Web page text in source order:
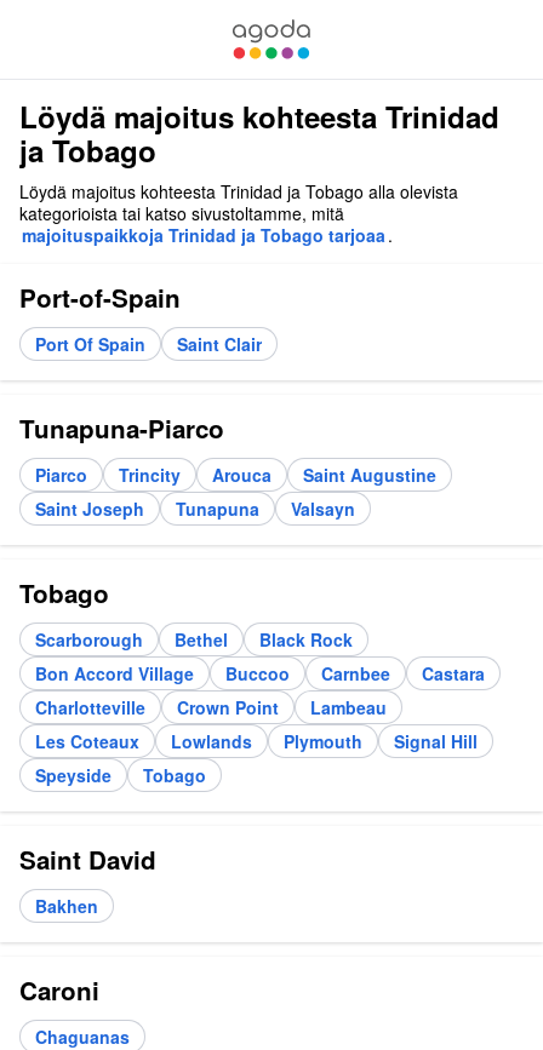
Löydä majoitus kohteesta Trinidad
ja Tobago
Löydä majoitus kohteesta Trinidad ja Tobago alla olevista
kategorioista tai katso sivustoltamme, mitä
majoituspaikkoja Trinidad ja Tobago tarjoaa .
Port-of-Spain
Port Of Spain Saint Clair
Tunapuna-Piarco
Piarco Trincity Arouca
Saint Augustine
Saint Joseph
Tunapuna Valsayn
Tobago
Scarborough Bethel
Black Rock
Bon Accord Village
Buccoo Carnbee
Castara
Charlotteville
Crown Point
Lambeau
Les Coteaux
Lowlands Plymouth
Signal Hill
Speyside
Tobago
Saint David
Bakhen
Caroni
Chaguanas